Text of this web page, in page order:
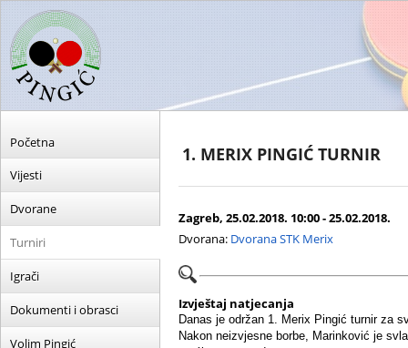
Početna
Vijesti
Dvorane
Turniri
Igrači
Dokumenti i obrasci
Volim Pingić
1. MERIX PINGIĆ TURNIR
Zagreb, 25.02.2018. 10:00 - 25.02.2018.
Dvorana: Dvorana STK Merix
Izvještaj natjecanja
Danas je održan 1. Merix Pingić turnir za
Nakon neizvjesne borbe, Marinković je